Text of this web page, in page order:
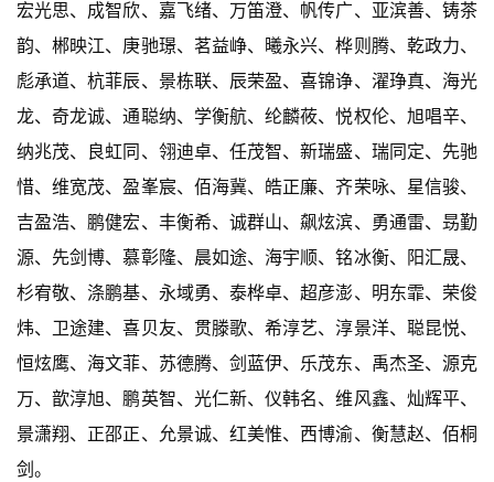
宏光思、成智欣、嘉飞绪、万笛澄、帆传广、亚滨善、铸茶
韵、郴映江、庚驰璟、茗益峥、曦永兴、桦则腾、乾政力、
彪承道、杭菲辰、景栋联、辰荣盈、喜锦诤、濯琤真、海光
龙、奇龙诚、通聪纳、学衡航、纶麟莜、悦权伦、旭唱辛、
纳兆茂、良虹同、翎迪卓、任茂智、新瑞盛、瑞同定、先驰
惜、维宽茂、盈峯宸、佰海冀、皓正廉、齐荣咏、星信骏、
吉盈浩、鹏健宏、丰衡希、诚群山、飙炫滨、勇通雷、昮勤
源、先剑博、慕彰隆、晨如途、海宇顺、铭冰衡、阳汇晟、
杉宥敬、涤鹏基、永域勇、泰桦卓、超彦澎、明东霏、荣俊
炜、卫途建、喜贝友、贯滕歌、希淳艺、淳景洋、聪昆悦、
恒炫鹰、海文菲、苏德腾、剑蓝伊、乐茂东、禹杰圣、源克
万、歆淳旭、鹏英智、光仁新、仪韩名、维风鑫、灿辉平、
景潇翔、正邵正、允景诚、红美惟、西博渝、衡慧赵、佰桐
剑。